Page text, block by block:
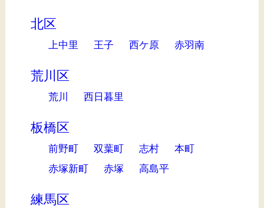
北区
上中里 王子 西ケ原 赤羽南
荒川区
荒川 西日暮里
板橋区
前野町 双葉町 志村
本町
赤塚新町
赤塚 高島平
練馬区